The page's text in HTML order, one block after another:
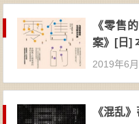
《零售
案》[日]
2019年6
《混乱